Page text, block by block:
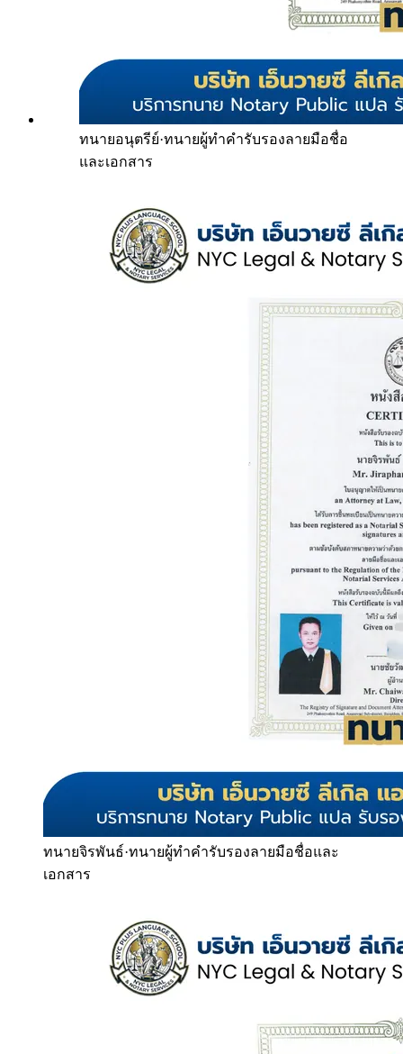
ทนายอนุตรีย์·ทนายผู้ทำคำรับรองลายมือชื่อ
และเอกสาร
ทนายจิรพันธ์·ทนายผู้ทำคำรับรองลายมือชื่อและ
เอกสาร